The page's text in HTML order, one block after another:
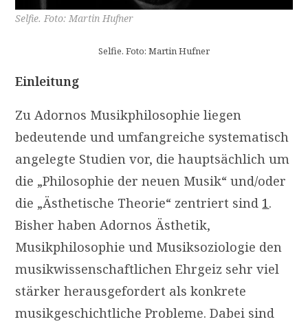
Selfie. Foto: Martin Hufner
Selfie. Foto: Martin Hufner
Einleitung
Zu Adornos Musikphilosophie liegen
bedeutende und umfangreiche systematisch
angelegte Studien vor, die hauptsächlich um
die „Philosophie der neuen Musik“ und/oder
die „Ästhetische Theorie“ zentriert sind 1.
Bisher haben Adornos Ästhetik,
Musikphilosophie und Musiksoziologie den
musikwissenschaftlichen Ehrgeiz sehr viel
stärker herausgefordert als konkrete
musikgeschichtliche Probleme. Dabei sind